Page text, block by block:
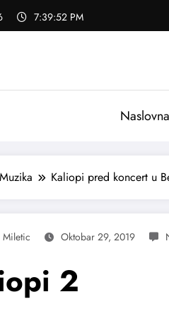
7:39:53 PM
Naslovna
Muzika Kaliopi pred koncert u
Oktobar 29, 2019
2